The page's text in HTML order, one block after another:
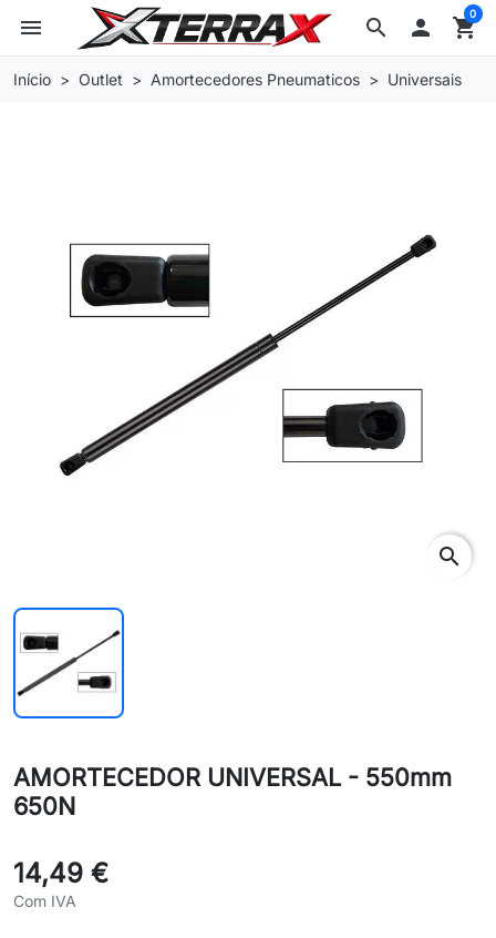
search
menu  shopping_cart
0
Início Outlet Amortecedores Pneumaticos Universais
search
AMORTECEDOR UNIVERSAL - 550mm
650N
14,49 €
Com IVA